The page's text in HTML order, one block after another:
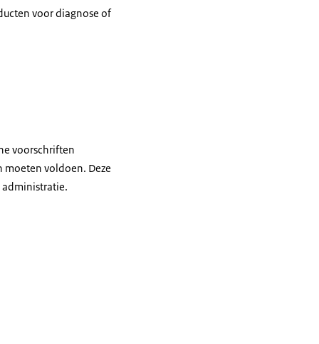
voor diagnose of
voorschriften
voldoen. Deze